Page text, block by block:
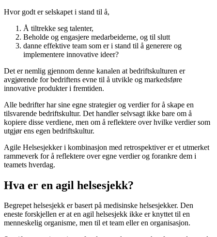
Hvor godt er selskapet i stand til å,
Å tiltrekke seg talenter,
Beholde og engasjere medarbeiderne, og til slutt
danne effektive team som er i stand til å generere og
implementere innovative ideer?
Det er nemlig gjennom denne kanalen at bedriftskulturen er
avgjørende for bedriftens evne til å utvikle og markedsføre
innovative produkter i fremtiden.
Alle bedrifter har sine egne strategier og verdier for å skape en
tilsvarende bedriftskultur. Det handler selvsagt ikke bare om å
kopiere disse verdiene, men om å reflektere over hvilke verdier som
utgjør ens egen bedriftskultur.
Agile Helsesjekker i kombinasjon med retrospektiver er et utmerket
rammeverk for å reflektere over egne verdier og forankre dem i
teamets hverdag.
Hva er en agil helsesjekk?
Begrepet helsesjekk er basert på medisinske helsesjekker. Den
eneste forskjellen er at en agil helsesjekk ikke er knyttet til en
menneskelig organisme, men til et team eller en organisasjon.